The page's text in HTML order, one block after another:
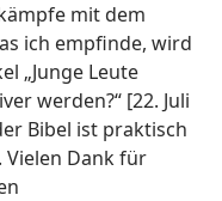
mit dem
ich empfinde, wird
„Junge Leute
werden?“ [22. Juli
Bibel ist praktisch
Vielen Dank für